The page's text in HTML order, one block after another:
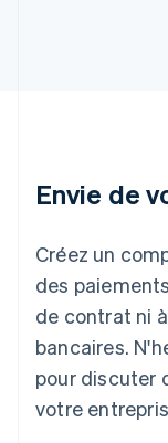
Envie de
Créez un
des
de contrat ni
bancaires.
pour discuter
votre
Japon
Lettonie
English
Liechtenstein
DeutschEnglish
Lituanie
Luxembourg
Français